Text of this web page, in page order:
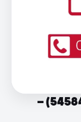
بوش بزرگ طبق سراتو (545842H000) –